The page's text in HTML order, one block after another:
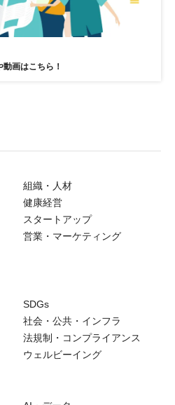
画はこちら！
組織・人材
健康経営
スタートアップ
営業・マーケティング
SDGs
社会・公共・インフラ
法規制・コンプライアンス
ウェルビーイング